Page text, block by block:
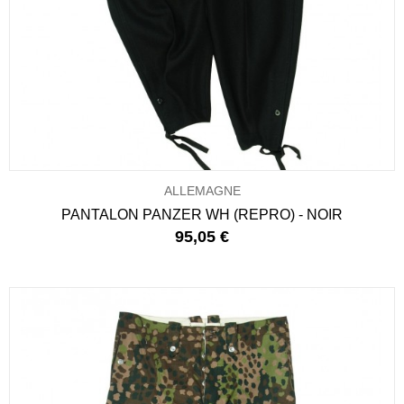
ALLEMAGNE
PANTALON PANZER WH (REPRO) - NOIR
95,05 €